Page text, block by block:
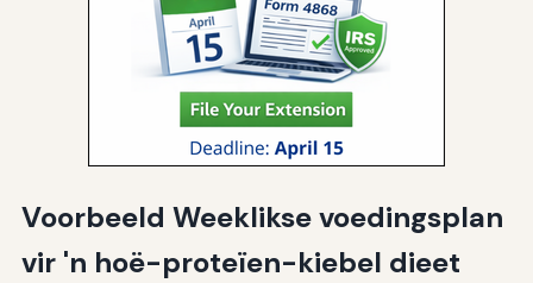
Voorbeeld Weeklikse voedingsplan
vir 'n hoë-proteïen-kiebel dieet